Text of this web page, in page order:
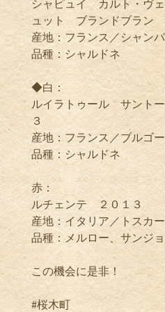
シャピュイ カルト・ヴ
ュット ブランドブラン
産地：フランス／シャン
品種：シャルドネ
◆白：
ルイラトゥール サント
３
産地：フランス／ブルゴー
品種：シャルドネ
赤：
ルチェンテ ２０１３
産地：イタリア／トスカ
品種：メルロー、サンジ
この機会に是非！
#桜木町